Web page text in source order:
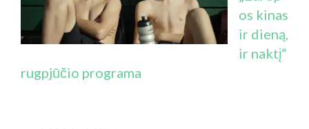
os kinas
ir dieną,
ir naktį“
rugpjūčio programa